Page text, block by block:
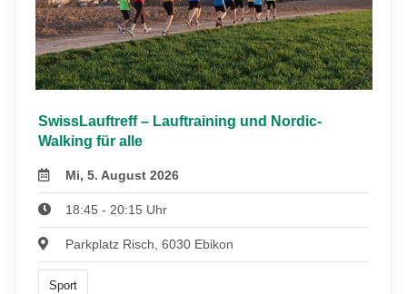
SwissLauftreff – Lauftraining und Nordic-
Walking für alle
Mi, 5. August 2026
18:45 - 20:15 Uhr
Parkplatz Risch, 6030 Ebikon
Sport